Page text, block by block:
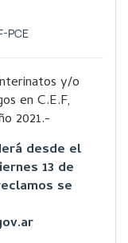
PCE
y/o
en C.E.F,
2021.-
desde el
13 de
se